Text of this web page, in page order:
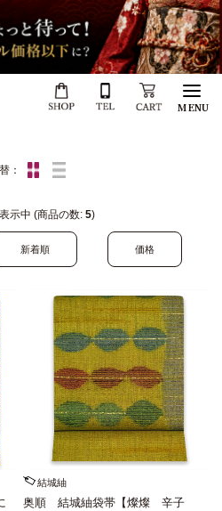
MENU
：
示中 (商品の数: 5)
新着順 価格
結城紬
奥順 結城紬袋帯【燦燦 辛子